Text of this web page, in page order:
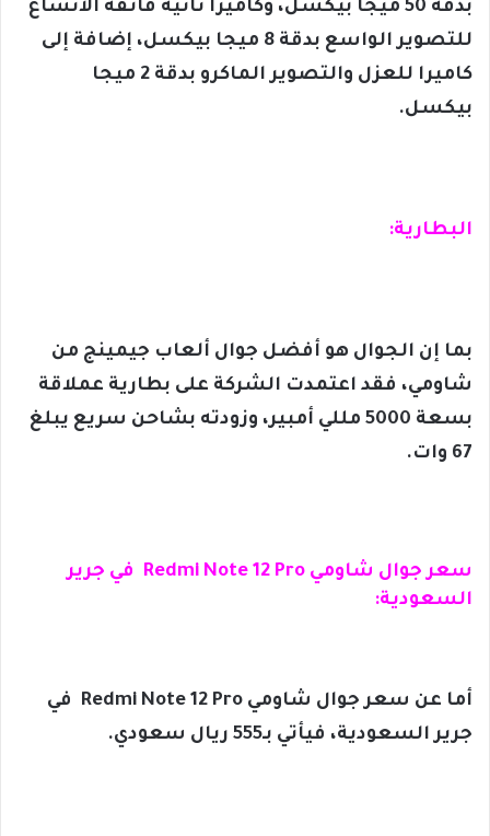
بدقة 50 ميجا بيكسل، وكاميرا ثانية فائقة الاتساع
للتصوير الواسع بدقة 8 ميجا بيكسل، إضافة إلى
كاميرا للعزل والتصوير الماكرو بدقة 2 ميجا
بيكسل.
البطارية:
بما إن الجوال هو أفضل جوال ألعاب جيمينج من
شاومي، فقد اعتمدت الشركة على بطارية عملاقة
بسعة 5000 مللي أمبير، وزودته بشاحن سريع يبلغ
67 وات.
سعر جوال شاومي Redmi Note 12 Pro في جرير
السعودية:
أما عن سعر جوال شاومي Redmi Note 12 Pro في
جرير السعودية، فيأتي بـ555 ريال سعودي.